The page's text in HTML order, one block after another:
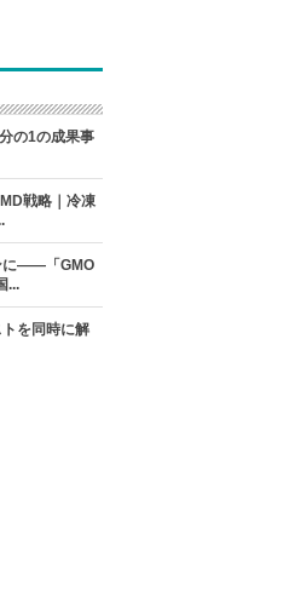
の1の成果事
戦略｜冷凍
に――「GMO
...
を同時に解